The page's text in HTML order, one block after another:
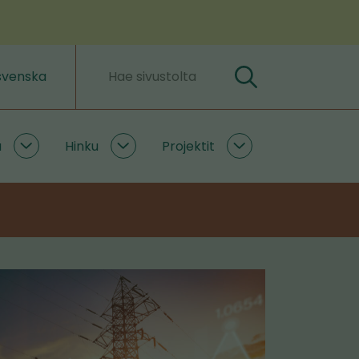
Hakusanat Hae
Ilmastoratkaisuja
Hinku
Hinku
Projektit
Projektit